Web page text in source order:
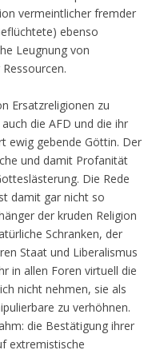
vermeintlicher fremder
ebenso
Leugnung von
Ersatzreligionen zu
die AFD und die ihr
ewig gebende Göttin. Der
und damit Profanität
Die Rede
damit gar nicht so
der kruden Religion
Schranken, der
Staat und Liberalismus
in allen Foren virtuell die
nicht nehmen, sie als
zu verhöhnen.
die Bestätigung ihrer
extremistische